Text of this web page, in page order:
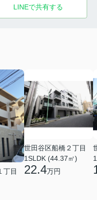
LINEで共有する
丁目
世田谷区船橋２丁目
1SLDK (44.37㎡)
22.4万円